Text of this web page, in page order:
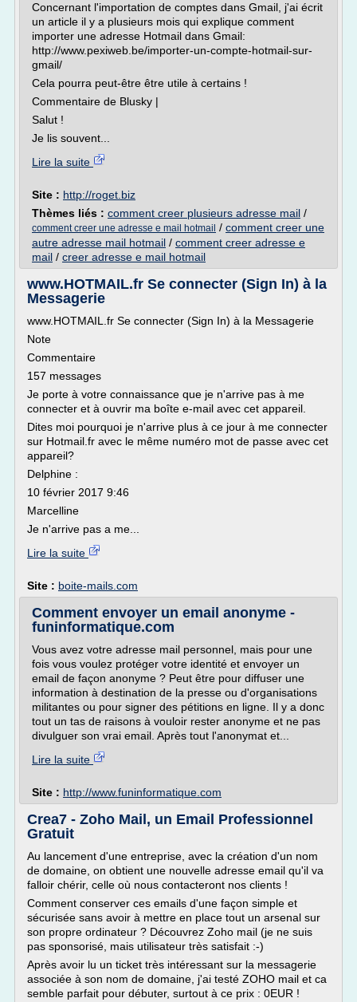
Concernant l'importation de comptes dans Gmail, j'ai écrit
un article il y a plusieurs mois qui explique comment
importer une adresse Hotmail dans Gmail:
http://www.pexiweb.be/importer-un-compte-hotmail-sur-
gmail/
Cela pourra peut-être être utile à certains !
Commentaire de Blusky |
Salut !
Je lis souvent...
Lire la suite
Site : http://roget.biz
Thèmes liés : comment creer plusieurs adresse mail /
comment creer une adresse e mail hotmail / comment creer une
autre adresse mail hotmail / comment creer adresse e
mail / creer adresse e mail hotmail
www.HOTMAIL.fr Se connecter (Sign In) à la
Messagerie
www.HOTMAIL.fr Se connecter (Sign In) à la Messagerie
Note
Commentaire
157 messages
Je porte à votre connaissance que je n'arrive pas à me
connecter et à ouvrir ma boîte e-mail avec cet appareil.
Dites moi pourquoi je n'arrive plus à ce jour à me connecter
sur Hotmail.fr avec le même numéro mot de passe avec cet
appareil?
Delphine :
10 février 2017 9:46
Marcelline
Je n'arrive pas a me...
Lire la suite
Site : boite-mails.com
Comment envoyer un email anonyme -
funinformatique.com
Vous avez votre adresse mail personnel, mais pour une
fois vous voulez protéger votre identité et envoyer un
email de façon anonyme ? Peut être pour diffuser une
information à destination de la presse ou d'organisations
militantes ou pour signer des pétitions en ligne. Il y a donc
tout un tas de raisons à vouloir rester anonyme et ne pas
divulguer son vrai email. Après tout l'anonymat et...
Lire la suite
Site : http://www.funinformatique.com
Crea7 - Zoho Mail, un Email Professionnel
Gratuit
Au lancement d'une entreprise, avec la création d'un nom
de domaine, on obtient une nouvelle adresse email qu'il va
falloir chérir, celle où nous contacteront nos clients !
Comment conserver ces emails d'une façon simple et
sécurisée sans avoir à mettre en place tout un arsenal sur
son propre ordinateur ? Découvrez Zoho mail (je ne suis
pas sponsorisé, mais utilisateur très satisfait :-)
Après avoir lu un ticket très intéressant sur la messagerie
associée à son nom de domaine, j'ai testé ZOHO mail et ca
semble parfait pour débuter, surtout à ce prix : 0EUR !